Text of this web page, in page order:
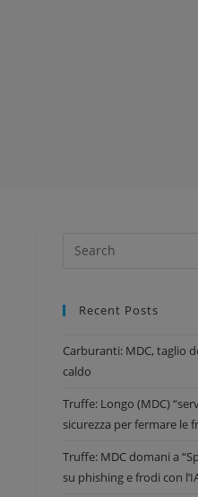
Recent Posts
Carburanti: MDC, taglio
caldo
Truffe: Longo (MDC)
sicurezza per fermare le
Truffe: MDC domani a
su phishing e frodi con